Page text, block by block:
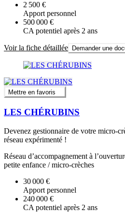
2 500 €
Apport personnel
500 000 €
CA potentiel après 2 ans
Voir la fiche détaillée Demander une
Mettre en favoris
LES CHÉRUBINS
Devenez gestionnaire de votre micro-
réseau expérimenté !
Réseau d’accompagnement à
petite enfance / micro-crèches
30 000 €
Apport personnel
240 000 €
CA potentiel après 2 ans